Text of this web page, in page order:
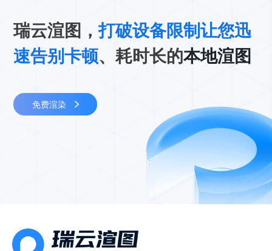
瑞云渲图，打破设备限制让您迅
速告别卡顿、耗时长的本地渲图
免费渲染